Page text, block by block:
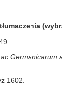
Germanicarum
1602.